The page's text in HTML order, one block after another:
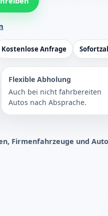
Kostenlose Anfrage
Flexible Abholung
Auch bei nicht fahrbereiten
Autos nach Absprache.
Firmenfahrzeuge und